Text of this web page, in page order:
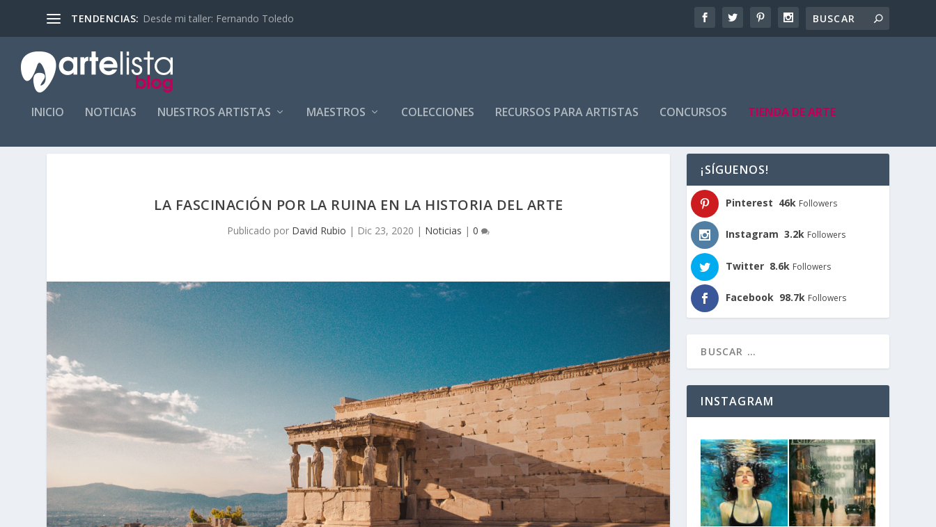
TENDENCIAS: Desde mi taller: Fernando Toledo
INICIO NOTICIAS NUESTROS ARTISTAS MAESTROS COLECCIONES RECURSOS PARA ARTISTAS CONCURSOS TIENDA DE ARTE
LA FASCINACIÓN POR LA RUINA EN LA HISTORIA DEL ARTE
Publicado por David Rubio | Dic 23, 2020 | Noticias |0
¡SÍGUENOS!
Pinterest 46k Followers
Instagram 3.2k Followers
Twitter 8.6k Followers
Facebook 98.7k Followers
INSTAGRAM